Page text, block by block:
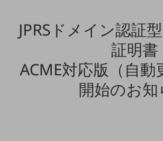
産業・地域DXプラットフォーマーとして
企業と地域が持続成長する社会を目指します
Smart Healthcare
Smart Industry
JPRSドメイン認証
証明書
ACME対応版（自動
開始のお知